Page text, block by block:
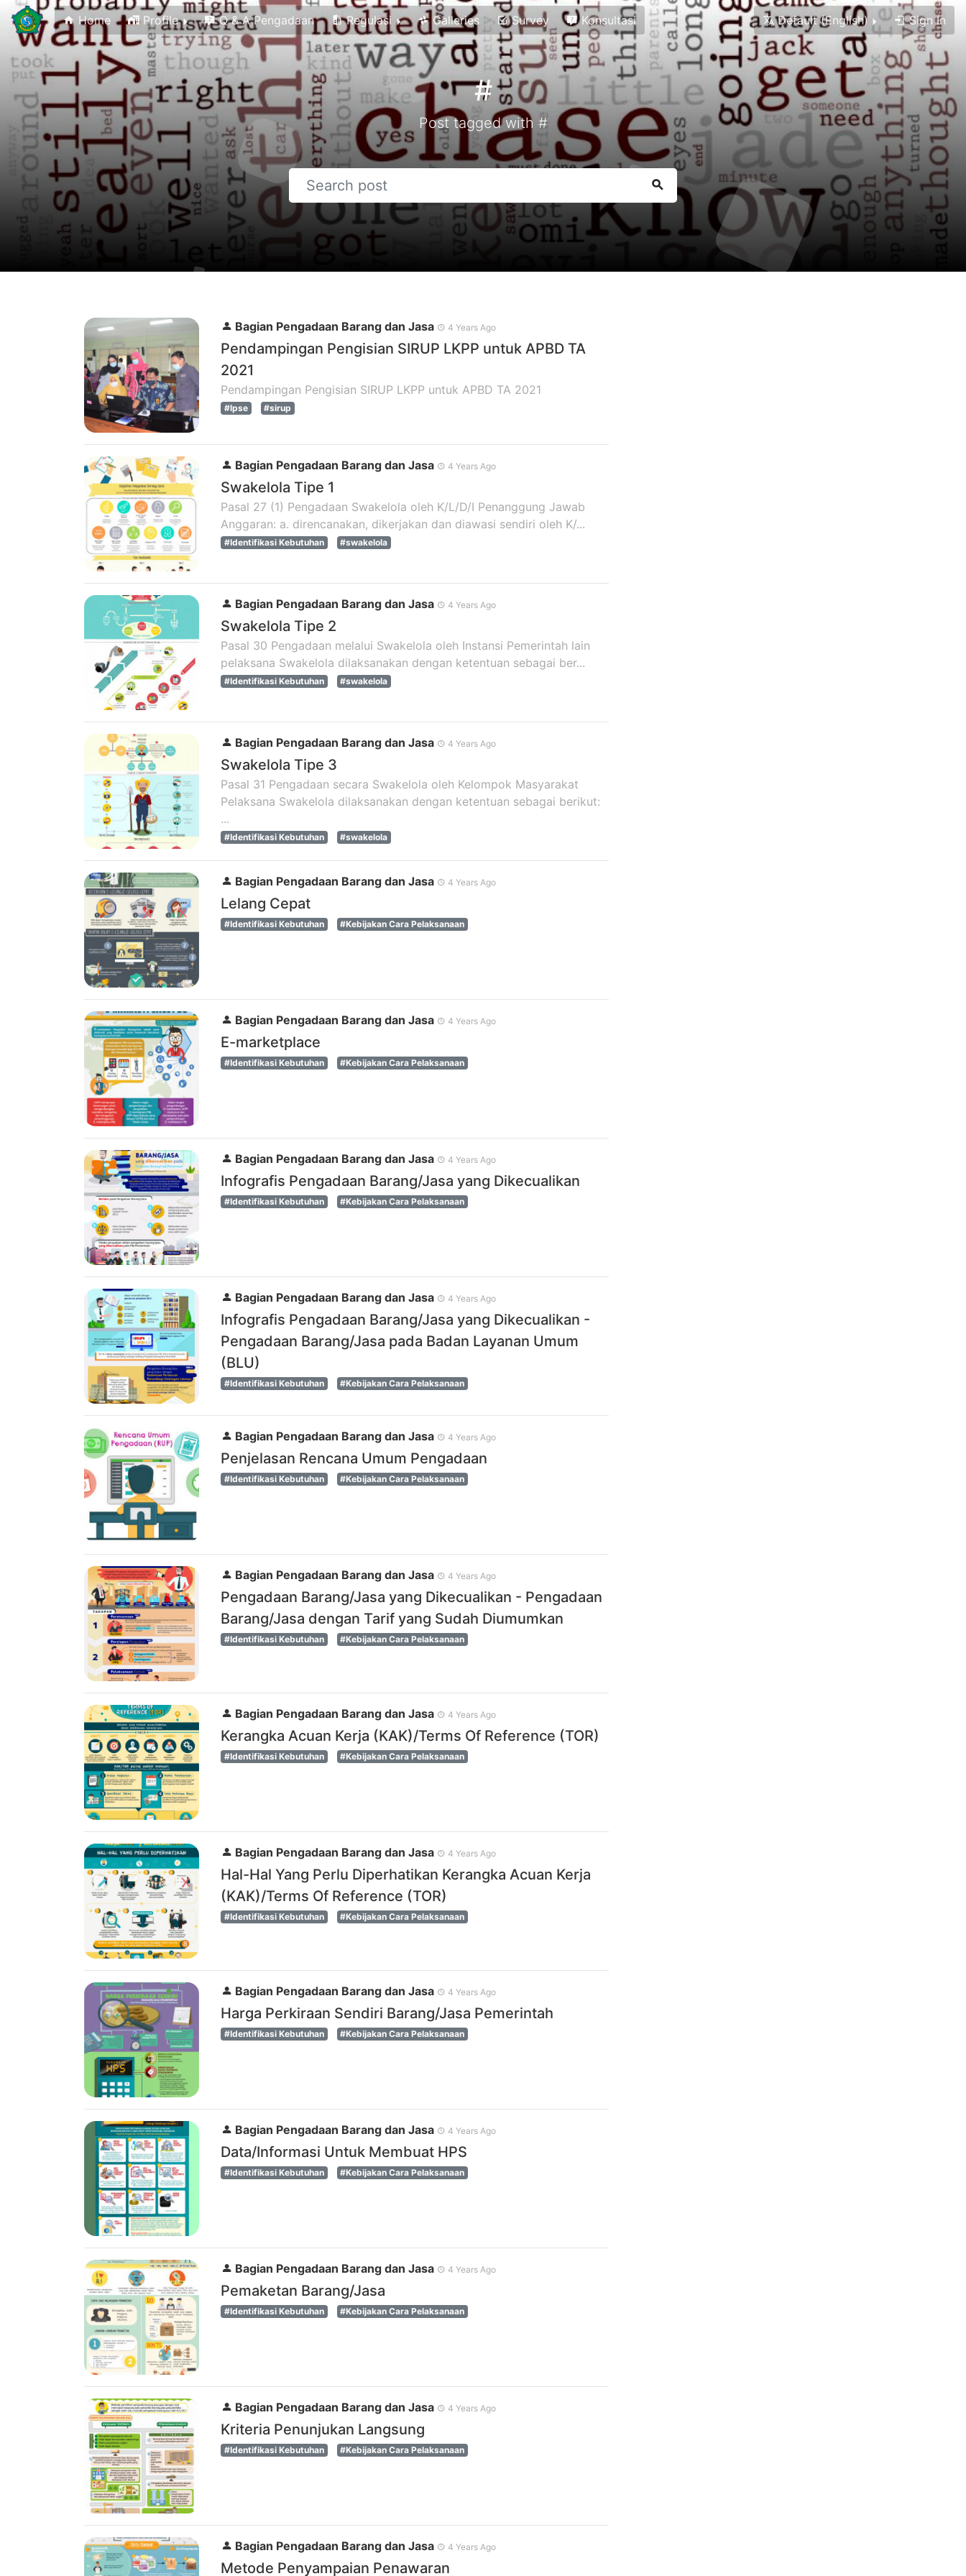
Home Profile Q & A Pengadaan Regulasi Galleries Survey Konsultasi Default (English) Sign In
#
Post tagged with #
Bagian Pengadaan Barang dan Jasa 4 Years Ago
Pendampingan Pengisian SIRUP LKPP untuk APBD TA
2021
Pendampingan Pengisian SIRUP LKPP untuk APBD TA 2021
#lpse #sirup
Bagian Pengadaan Barang dan Jasa 4 Years Ago
Swakelola Tipe 1
Pasal 27 (1) Pengadaan Swakelola oleh K/L/D/I Penanggung Jawab
Anggaran: a. direncanakan, dikerjakan dan diawasi sendiri oleh K/...
#Identifikasi Kebutuhan #swakelola
Bagian Pengadaan Barang dan Jasa 4 Years Ago
Swakelola Tipe 2
Pasal 30 Pengadaan melalui Swakelola oleh Instansi Pemerintah lain
pelaksana Swakelola dilaksanakan dengan ketentuan sebagai ber...
#Identifikasi Kebutuhan #swakelola
Bagian Pengadaan Barang dan Jasa 4 Years Ago
Swakelola Tipe 3
Pasal 31 Pengadaan secara Swakelola oleh Kelompok Masyarakat
Pelaksana Swakelola dilaksanakan dengan ketentuan sebagai berikut:
...
#Identifikasi Kebutuhan #swakelola
Bagian Pengadaan Barang dan Jasa 4 Years Ago
Lelang Cepat
#Identifikasi Kebutuhan #Kebijakan Cara Pelaksanaan
Bagian Pengadaan Barang dan Jasa 4 Years Ago
E-marketplace
#Identifikasi Kebutuhan #Kebijakan Cara Pelaksanaan
Bagian Pengadaan Barang dan Jasa 4 Years Ago
Infografis Pengadaan Barang/Jasa yang Dikecualikan
#Identifikasi Kebutuhan #Kebijakan Cara Pelaksanaan
Bagian Pengadaan Barang dan Jasa 4 Years Ago
Infografis Pengadaan Barang/Jasa yang Dikecualikan -
Pengadaan Barang/Jasa pada Badan Layanan Umum
(BLU)
#Identifikasi Kebutuhan #Kebijakan Cara Pelaksanaan
Bagian Pengadaan Barang dan Jasa 4 Years Ago
Penjelasan Rencana Umum Pengadaan
#Identifikasi Kebutuhan #Kebijakan Cara Pelaksanaan
Bagian Pengadaan Barang dan Jasa 4 Years Ago
Pengadaan Barang/Jasa yang Dikecualikan - Pengadaan
Barang/Jasa dengan Tarif yang Sudah Diumumkan
#Identifikasi Kebutuhan #Kebijakan Cara Pelaksanaan
Bagian Pengadaan Barang dan Jasa 4 Years Ago
Kerangka Acuan Kerja (KAK)/Terms Of Reference (TOR)
#Identifikasi Kebutuhan #Kebijakan Cara Pelaksanaan
Bagian Pengadaan Barang dan Jasa 4 Years Ago
Hal-Hal Yang Perlu Diperhatikan Kerangka Acuan Kerja
(KAK)/Terms Of Reference (TOR)
#Identifikasi Kebutuhan #Kebijakan Cara Pelaksanaan
Bagian Pengadaan Barang dan Jasa 4 Years Ago
Harga Perkiraan Sendiri Barang/Jasa Pemerintah
#Identifikasi Kebutuhan #Kebijakan Cara Pelaksanaan
Bagian Pengadaan Barang dan Jasa 4 Years Ago
Data/Informasi Untuk Membuat HPS
#Identifikasi Kebutuhan #Kebijakan Cara Pelaksanaan
Bagian Pengadaan Barang dan Jasa 4 Years Ago
Pemaketan Barang/Jasa
#Identifikasi Kebutuhan #Kebijakan Cara Pelaksanaan
Bagian Pengadaan Barang dan Jasa 4 Years Ago
Kriteria Penunjukan Langsung
#Identifikasi Kebutuhan #Kebijakan Cara Pelaksanaan
Bagian Pengadaan Barang dan Jasa 4 Years Ago
Metode Penyampaian Penawaran